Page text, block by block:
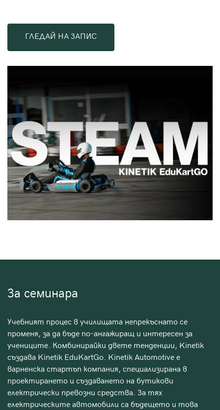
ГЛЕДАЙ НА ЗАПИС
За семинара
Учебният процес в училищата непрекъснато се
променя, за да бъде по-ангажиращ и интересен за
учениците. Комбинирайки двете тенденции, Kinetik
създава Kinetik EduKartGo. Kinetik Automotive е
варненска стартъп компания, специализирана в
проектирането и създаването на бутикови
електрически превозни средства. За тях
електрическите автомобили са бъдещето и това